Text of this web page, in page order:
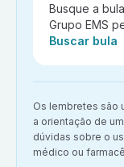
Busque a
Grupo EMS
Ação:
Buscar bula
Aviso importante:
Os lembretes são
a orientação de
dúvidas sobre o
médico ou